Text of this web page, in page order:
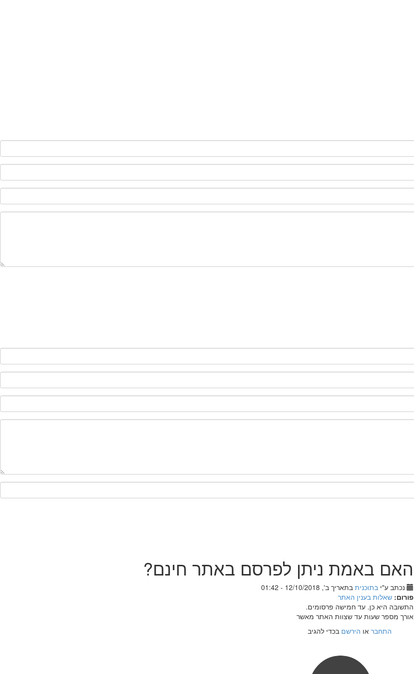
האם באמת ניתן לפרסם באתר חינם?
נכתב ע"י בתוכנית בתאריך ב', 12/10/2018 - 01:42
פורום: שאלות בענין האתר
התשובה היא כן. עד חמישה פרסומים.
אורך מספר שעות עד שצוות האתר מאשר
התחבר או הירשם בכדי להגיב